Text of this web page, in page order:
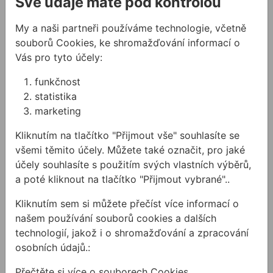
sádrokartonu GKD-
SKH
Samovrtací plastová
hmoždinka do
sádrokartonu
3,30 Kč /ks
3,30Kč s DPH
Na skladě
aplikační pistole na
práci s chemickými
kotvami
1351,47 Kč/ ks
1 351,47Kč s DPH
Na skladě
Pistole VME585 mechanická
My a naši partneři používáme technologie, včetně
souborů Cookies, ke shromažďování informací o
Vás pro tyto účely:
funkčnost
statistika
marketing
Kliknutím na tlačítko "Přijmout vše" souhlasíte se
všemi těmito účely. Můžete také označit, pro jaké
účely souhlasíte s použitím svých vlastních výběrů,
a poté kliknout na tlačítko "Přijmout vybrané"..
Kliknutím sem si můžete přečíst více informací o
našem používání souborů cookies a dalších
technologií, jakož i o shromažďování a zpracování
osobních údajů.: